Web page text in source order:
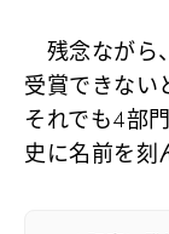
残念ながら
受賞できない
それでも4部
史に名前を刻